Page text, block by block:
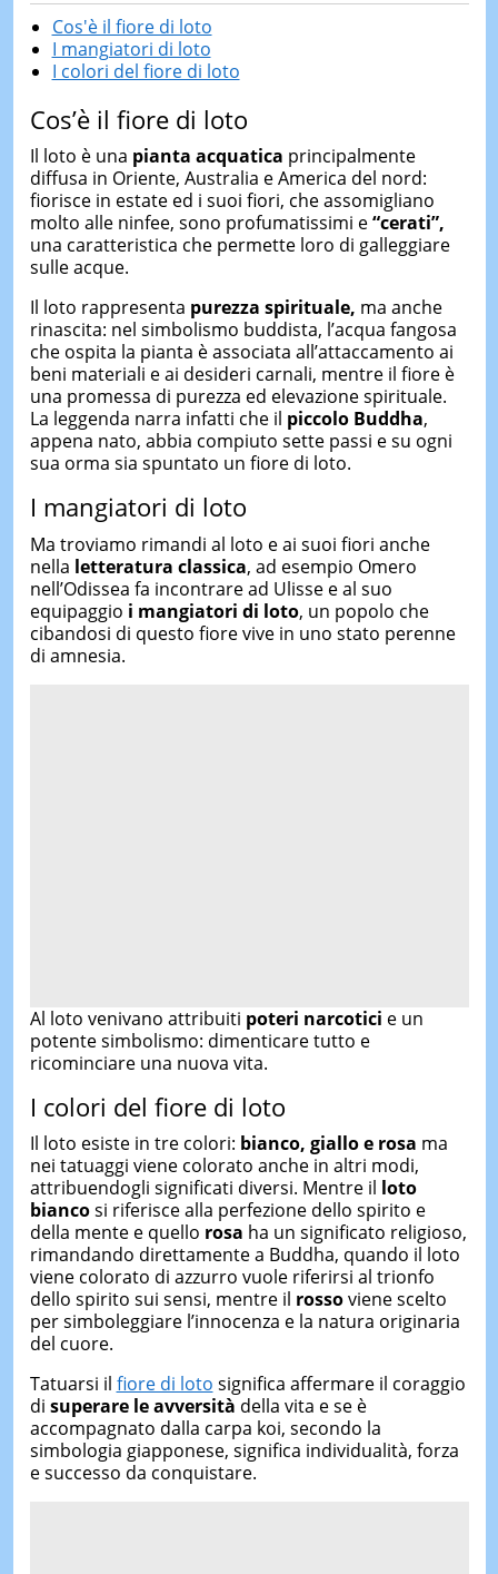
Cos'è il fiore di loto
I mangiatori di loto
I colori del fiore di loto
Cos’è il fiore di loto
Il loto è una pianta acquatica principalmente
diffusa in Oriente, Australia e America del nord:
fiorisce in estate ed i suoi fiori, che assomigliano
molto alle ninfee, sono profumatissimi e“cerati”,
una caratteristica che permette loro di galleggiare
sulle acque.
Il loto rappresenta purezza spirituale, ma anche
rinascita: nel simbolismo buddista, l’acqua fangosa
che ospita la pianta è associata all’attaccamento ai
beni materiali e ai desideri carnali, mentre il fiore è
una promessa di purezza ed elevazione spirituale.
La leggenda narra infatti che il piccolo Buddha,
appena nato, abbia compiuto sette passi e su ogni
sua orma sia spuntato un fiore di loto.
I mangiatori di loto
Ma troviamo rimandi al loto e ai suoi fiori anche
nella letteratura classica, ad esempio Omero
nell’Odissea fa incontrare ad Ulisse e al suo
equipaggio i mangiatori di loto, un popolo che
cibandosi di questo fiore vive in uno stato perenne
di amnesia.
Al loto venivano attribuiti poteri narcotici e un
potente simbolismo: dimenticare tutto e
ricominciare una nuova vita.
I colori del fiore di loto
Il loto esiste in tre colori: bianco, giallo e rosa ma
nei tatuaggi viene colorato anche in altri modi,
attribuendogli significati diversi. Mentre il loto
biancosi riferisce alla perfezione dello spirito e
della mente e quello rosa ha un significato religioso,
rimandando direttamente a Buddha, quando il loto
viene colorato di azzurro vuole riferirsi al trionfo
dello spirito sui sensi, mentre il rossoviene scelto
per simboleggiare l’innocenza e la natura originaria
del cuore.
Tatuarsi il fiore di loto significa affermare il coraggio
di superare le avversità della vita e se è
accompagnato dalla carpa koi, secondo la
simbologia giapponese, significa individualità, forza
e successo da conquistare.